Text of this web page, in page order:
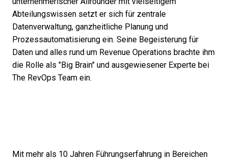
Abteilungswissen setzt er sich für zentrale
Datenverwaltung, ganzheitliche Planung und
Prozessautomatisierung ein. Seine Begeisterung für
Daten und alles rund um Revenue Operations brachte ihm
die Rolle als "Big Brain" und ausgewiesener Experte bei
The RevOps Team ein.
Mit mehr als 10 Jahren Führungserfahrung in Bereichen